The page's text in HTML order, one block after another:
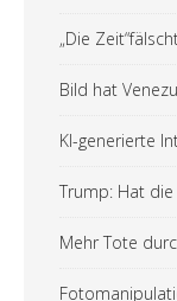
„Die
Bild hat
KI-generierte
Trump: Hat die
Mehr Tote